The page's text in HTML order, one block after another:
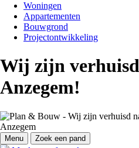
Woningen
Appartementen
Bouwgrond
Projectontwikkeling
Wij zijn
Anzegem!
Menu Zoek een pand